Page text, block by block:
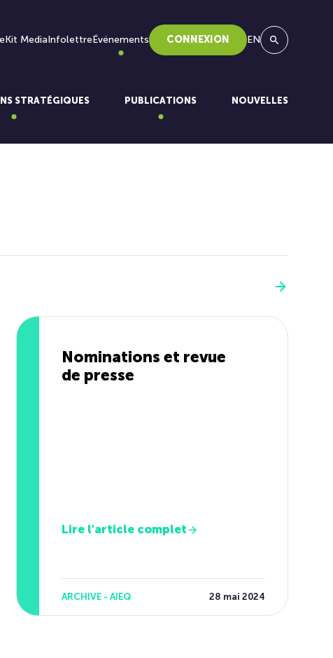
Kit MediaInfolettreÉvénements CONNEXION EN
STRATÉGIQUES PUBLICATIONS NOUVELLES
Nominations et revue
de presse
Lire l'article complet
ARCHIVE - AIEQ 28 mai 2024